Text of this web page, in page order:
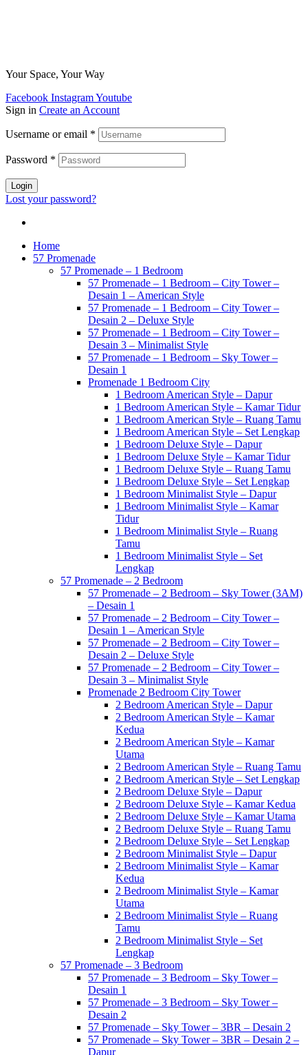
Your Space, Your Way
Facebook InstagramYoutube
Sign in Create an Account
Username or email *
Password *
Login
Lost your password?
Home
57 Promenade
57 Promenade – 1 Bedroom
57 Promenade – 1 Bedroom – City Tower –
Desain 1 – American Style
57 Promenade – 1 Bedroom – City Tower –
Desain 2 – Deluxe Style
57 Promenade – 1 Bedroom – City Tower –
Desain 3 – Minimalist Style
57 Promenade – 1 Bedroom – Sky Tower –
Desain 1
Promenade 1 Bedroom City
1 Bedroom American Style – Dapur
1 Bedroom American Style – Kamar Tidur
1 Bedroom American Style – Ruang Tamu
1 Bedroom American Style – Set Lengkap
1 Bedroom Deluxe Style – Dapur
1 Bedroom Deluxe Style – Kamar Tidur
1 Bedroom Deluxe Style – Ruang Tamu
1 Bedroom Deluxe Style – Set Lengkap
1 Bedroom Minimalist Style – Dapur
1 Bedroom Minimalist Style – Kamar
Tidur
1 Bedroom Minimalist Style – Ruang
Tamu
1 Bedroom Minimalist Style – Set
Lengkap
57 Promenade – 2 Bedroom
57 Promenade – 2 Bedroom – Sky Tower (3AM)
– Desain 1
57 Promenade – 2 Bedroom – City Tower –
Desain 1 – American Style
57 Promenade – 2 Bedroom – City Tower –
Desain 2 – Deluxe Style
57 Promenade – 2 Bedroom – City Tower –
Desain 3 – Minimalist Style
Promenade 2 Bedroom City Tower
2 Bedroom American Style – Dapur
2 Bedroom American Style – Kamar
Kedua
2 Bedroom American Style – Kamar
Utama
2 Bedroom American Style – Ruang Tamu
2 Bedroom American Style – Set Lengkap
2 Bedroom Deluxe Style – Dapur
2 Bedroom Deluxe Style – Kamar Kedua
2 Bedroom Deluxe Style – Kamar Utama
2 Bedroom Deluxe Style – Ruang Tamu
2 Bedroom Deluxe Style – Set Lengkap
2 Bedroom Minimalist Style – Dapur
2 Bedroom Minimalist Style – Kamar
Kedua
2 Bedroom Minimalist Style – Kamar
Utama
2 Bedroom Minimalist Style – Ruang
Tamu
2 Bedroom Minimalist Style – Set
Lengkap
57 Promenade – 3 Bedroom
57 Promenade – 3 Bedroom – Sky Tower –
Desain 1
57 Promenade – 3 Bedroom – Sky Tower –
Desain 2
57 Promenade – Sky Tower – 3BR – Desain 2
57 Promenade – Sky Tower – 3BR – Desain 2 –
Dapur